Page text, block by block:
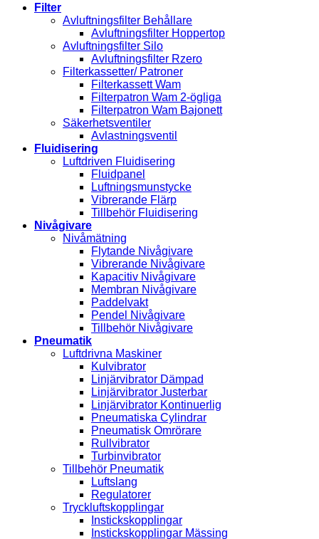
Filter
Avluftningsfilter Behållare
Avluftningsfilter Hoppertop
Avluftningsfilter Silo
Avluftningsfilter Rzero
Filterkassetter/ Patroner
Filterkassett Wam
Filterpatron Wam 2-ögliga
Filterpatron Wam Bajonett
Säkerhetsventiler
Avlastningsventil
Fluidisering
Luftdriven Fluidisering
Fluidpanel
Luftningsmunstycke
Vibrerande Flärp
Tillbehör Fluidisering
Nivågivare
Nivåmätning
Flytande Nivågivare
Vibrerande Nivågivare
Kapacitiv Nivågivare
Membran Nivågivare
Paddelvakt
Pendel Nivågivare
Tillbehör Nivågivare
Pneumatik
Luftdrivna Maskiner
Kulvibrator
Linjärvibrator Dämpad
Linjärvibrator Justerbar
Linjärvibrator Kontinuerlig
Pneumatiska Cylindrar
Pneumatisk Omrörare
Rullvibrator
Turbinvibrator
Tillbehör Pneumatik
Luftslang
Regulatorer
Tryckluftskopplingar
Instickskopplingar
Instickskopplingar Mässing